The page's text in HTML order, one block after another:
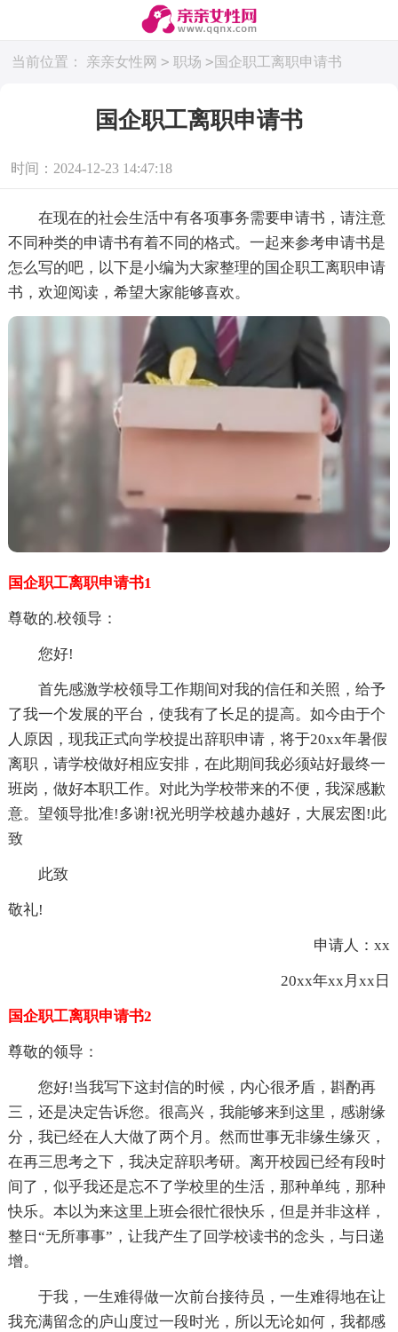
当前位置： 亲亲女性网 > 职场 > 国企职工离职申请书
国企职工离职申请书
时间：2024-12-23 14:47:18
在现在的社会生活中有各项事务需要申请书，请注意
不同种类的申请书有着不同的格式。一起来参考申请书是
怎么写的吧，以下是小编为大家整理的国企职工离职申请
书，欢迎阅读，希望大家能够喜欢。
国企职工离职申请书1
尊敬的.校领导：
您好!
首先感激学校领导工作期间对我的信任和关照，给予
了我一个发展的平台，使我有了长足的提高。如今由于个
人原因，现我正式向学校提出辞职申请，将于20xx年暑假
离职，请学校做好相应安排，在此期间我必须站好最终一
班岗，做好本职工作。对此为学校带来的不便，我深感歉
意。望领导批准!多谢!祝光明学校越办越好，大展宏图!此
致
此致
敬礼!
申请人：xx
20xx年xx月xx日
国企职工离职申请书2
尊敬的领导：
您好!当我写下这封信的时候，内心很矛盾，斟酌再
三，还是决定告诉您。很高兴，我能够来到这里，感谢缘
分，我已经在人大做了两个月。然而世事无非缘生缘灭，
在再三思考之下，我决定辞职考研。离开校园已经有段时
间了，似乎我还是忘不了学校里的生活，那种单纯，那种
快乐。本以为来这里上班会很忙很快乐，但是并非这样，
整日“无所事事”，让我产生了回学校读书的念头，与日递
增。
于我，一生难得做一次前台接待员，一生难得地在让
我充满留念的庐山度过一段时光，所以无论如何，我都感